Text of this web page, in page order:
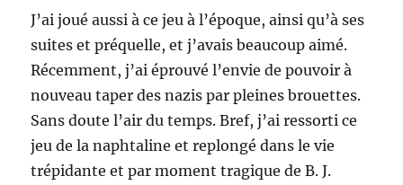
J’ai joué aussi à ce jeu à l’époque, ainsi qu’à ses
suites et préquelle, et j’avais beaucoup aimé.
Récemment, j’ai éprouvé l’envie de pouvoir à
nouveau taper des nazis par pleines brouettes.
Sans doute l’air du temps. Bref, j’ai ressorti ce
jeu de la naphtaline et replongé dans le vie
trépidante et par moment tragique de B. J.